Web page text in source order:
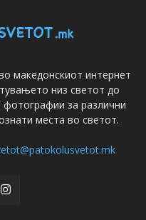
македонскиот интернет
низ светот до
фотографии за различни
места во светот.